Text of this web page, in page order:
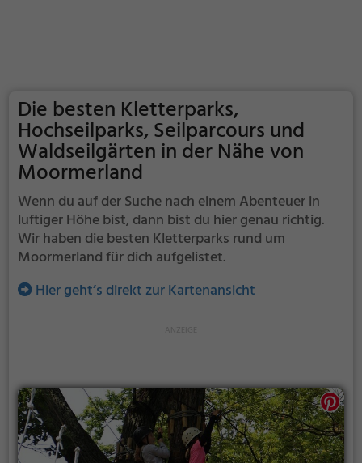
Die besten Kletterparks,
Hochseilparks, Seilparcours und
Waldseilgärten in der Nähe von
Moormerland
Wenn du auf der Suche nach einem Abenteuer in
luftiger Höhe bist, dann bist du hier genau richtig.
Wir haben die besten Kletterparks rund um
Moormerland für dich aufgelistet.
Hier geht’s direkt zur Kartenansicht